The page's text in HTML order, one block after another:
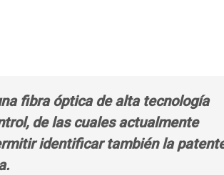
fibra óptica de alta tecnología
de las cuales actualmente
identificar también la